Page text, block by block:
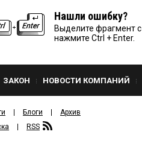
Нашли ошибку?
Выделите фрагмент
нажмите Ctrl + Enter.
ЗАКОН НОВОСТИ КОМПАНИЙ
Блоги
Архив
RSS